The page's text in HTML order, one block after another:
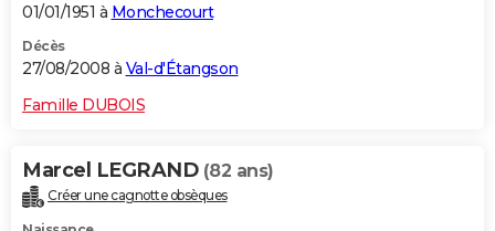
01/01/1951 à Monchecourt
Décès
27/08/2008 à Val-d'Étangson
Famille DUBOIS
Marcel LEGRAND (82 ans)
Créer une cagnotte obsèques